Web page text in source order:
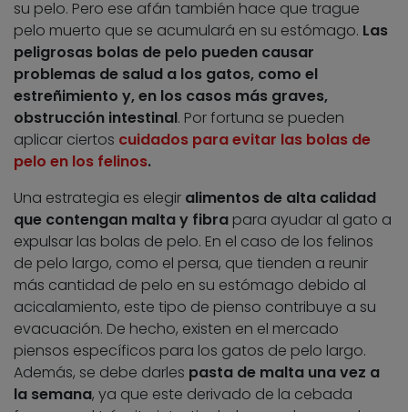
su pelo. Pero ese afán también hace que trague
pelo muerto que se acumulará en su estómago. Las
peligrosas bolas de pelo pueden causar
problemas de salud a los gatos, como el
estreñimiento y, en los casos más graves,
obstrucción intestinal. Por fortuna se pueden
aplicar ciertos cuidados para evitar las bolas de
pelo en los felinos.
Una estrategia es elegir alimentos de alta calidad
que contengan malta y fibra para ayudar al gato a
expulsar las bolas de pelo. En el caso de los felinos
de pelo largo, como el persa, que tienden a reunir
más cantidad de pelo en su estómago debido al
acicalamiento, este tipo de pienso contribuye a su
evacuación. De hecho, existen en el mercado
piensos específicos para los gatos de pelo largo.
Además, se debe darles pasta de malta una vez a
la semana, ya que este derivado de la cebada